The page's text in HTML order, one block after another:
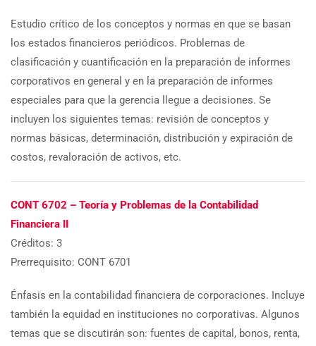
Estudio crítico de los conceptos y normas en que se basan
los estados financieros periódicos. Problemas de
clasificación y cuantificación en la preparación de informes
corporativos en general y en la preparación de informes
especiales para que la gerencia llegue a decisiones. Se
incluyen los siguientes temas: revisión de conceptos y
normas básicas, determinación, distribución y expiración de
costos, revaloración de activos, etc.
CONT 6702 – Teoría y Problemas de la Contabilidad
Financiera II
Créditos: 3
Prerrequisito: CONT 6701
Énfasis en la contabilidad financiera de corporaciones. Incluye
también la equidad en instituciones no corporativas. Algunos
temas que se discutirán son: fuentes de capital, bonos, renta,